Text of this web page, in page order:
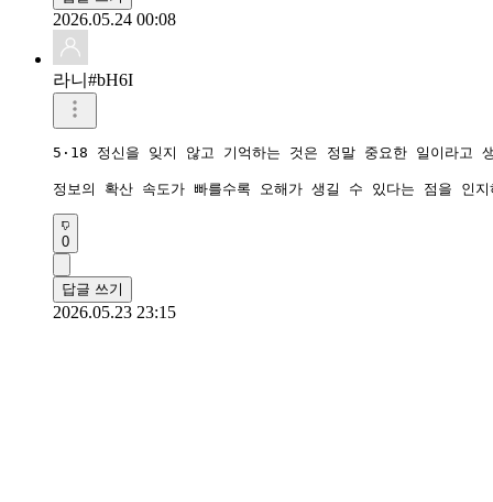
2026.05.24 00:08
라니#bH6I
5·18 정신을 잊지 않고 기억하는 것은 정말 중요한 일이라고
정보의 확산 속도가 빠를수록 오해가 생길 수 있다는 점을 인
0
답글 쓰기
2026.05.23 23:15